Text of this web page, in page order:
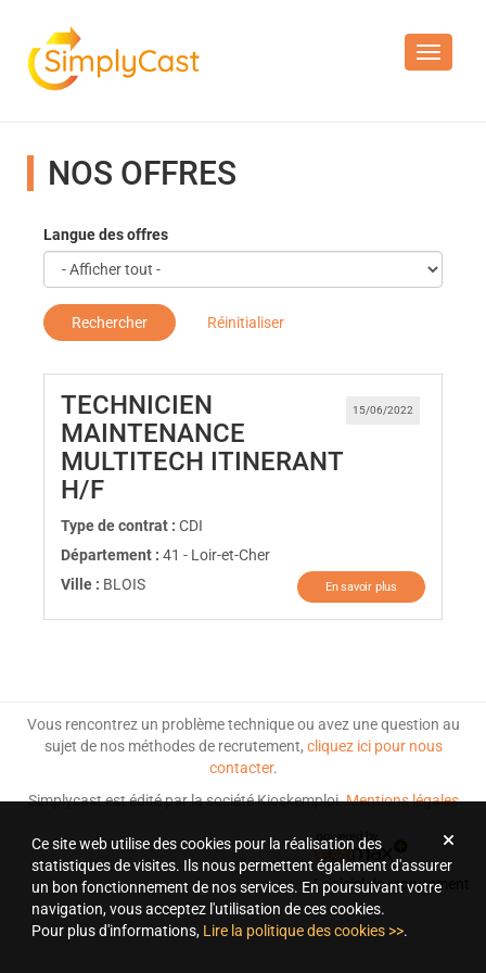
Ce site web utilise des cookies pour la réalisation des
statistiques de visites. Ils nous permettent également d'assurer
un bon fonctionnement de nos services. En poursuivant votre
navigation, vous acceptez l'utilisation de ces cookies.
Pour plus d'informations, Lire la politique des cookies >>.
Toggle
NOS OFFRES
Langue des offres
Rechercher Réinitialiser
15/06/2022
TECHNICIEN
MAINTENANCE
MULTITECH ITINERANT
H/F(Nouvelle fenêtre)
Type de contrat : CDI
Département : 41 - Loir-et-Cher
Ville : BLOIS En savoir plus
Vous rencontrez un problème technique ou avez une question au
sujet de nos méthodes de recrutement, cliquez ici pour nous
contacter.
Simplycast est édité par la société Kioskemploi.Mentions légales
Logiciel de recrutement